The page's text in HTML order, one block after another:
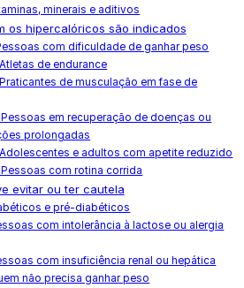
minerais e aditivos
os hipercalóricos são indicados
com dificuldade de ganhar peso
de endurance
de musculação em fase de
em recuperação de doenças ou
prolongadas
e adultos com apetite reduzido
Pessoas com rotina corrida
evitar ou ter cautela
e pré-diabéticos
com intolerância à lactose ou alergia
com insuficiência renal ou hepática
não precisa ganhar peso